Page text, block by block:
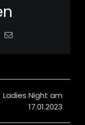
WhatsApp
Email
Ladies Night am
17.01.2023